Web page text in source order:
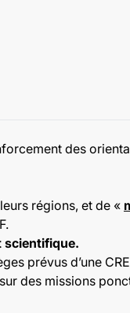
des
régions, et de «
scientifique.
prévus d’une
des missions